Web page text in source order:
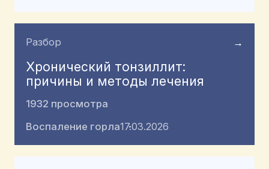
Разбор →
Хронический тонзиллит:
причины и методы лечения
1932 просмотра
Воспаление горла17.03.2026